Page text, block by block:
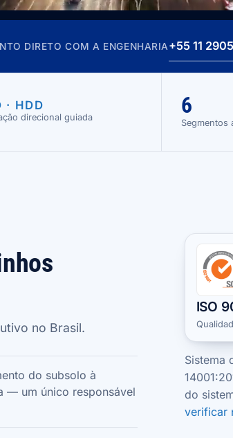
DIRETO COM A ENGENHARIA+55 11
· HDD
direcional guiada 6
Segmentos
no Brasil.
do subsolo à
— um único responsável
ISO
Sistema
do
verificar